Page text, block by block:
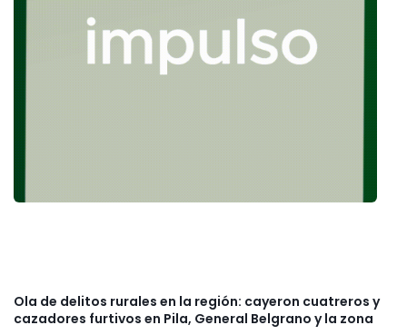
Ola de delitos rurales en la región: cayeron cuatreros y
cazadores furtivos en Pila, General Belgrano y la zona